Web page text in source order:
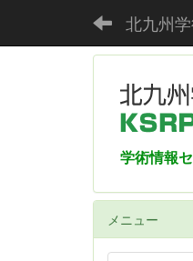
北九州
学術情報
メニュー